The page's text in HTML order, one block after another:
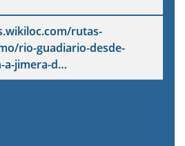
rutas-
rio-guadiario-desde-
a-jimera-d…